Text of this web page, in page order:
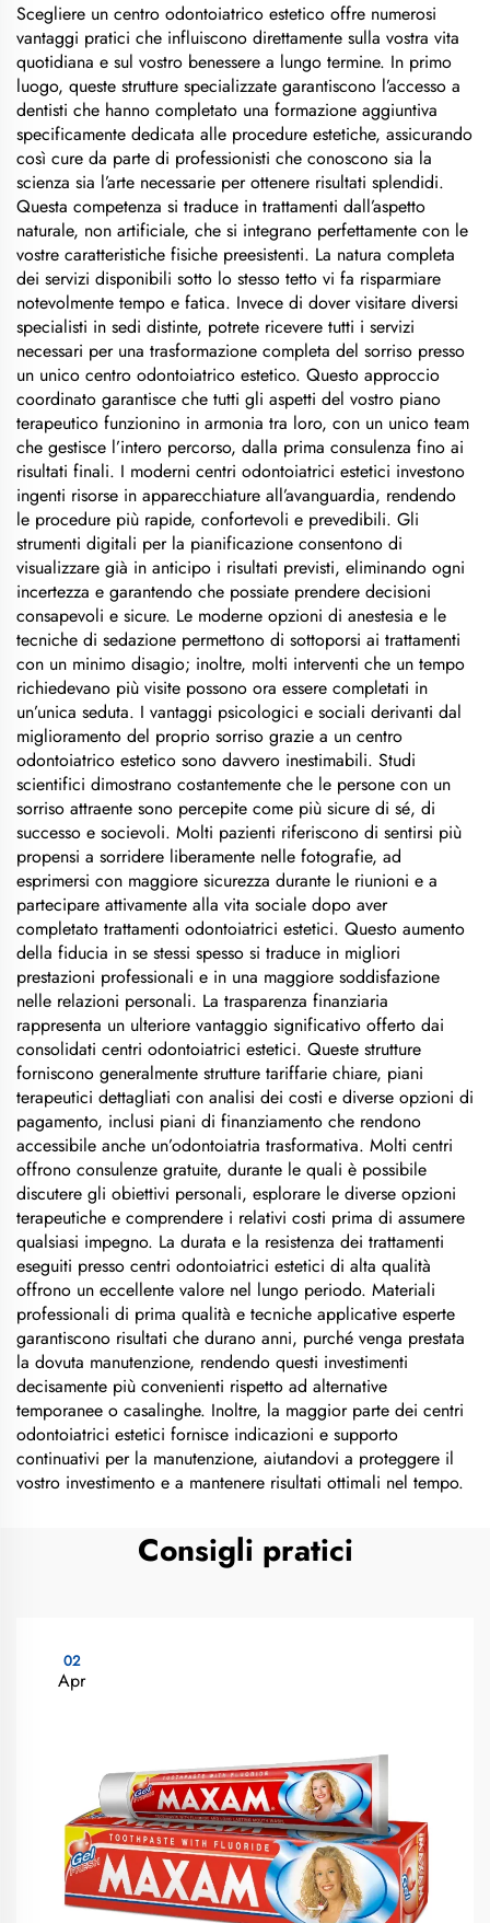
Scegliere un centro odontoiatrico estetico offre numerosi
vantaggi pratici che influiscono direttamente sulla vostra vita
quotidiana e sul vostro benessere a lungo termine. In primo
luogo, queste strutture specializzate garantiscono l’accesso a
dentisti che hanno completato una formazione aggiuntiva
specificamente dedicata alle procedure estetiche, assicurando
così cure da parte di professionisti che conoscono sia la
scienza sia l’arte necessarie per ottenere risultati splendidi.
Questa competenza si traduce in trattamenti dall’aspetto
naturale, non artificiale, che si integrano perfettamente con le
vostre caratteristiche fisiche preesistenti. La natura completa
dei servizi disponibili sotto lo stesso tetto vi fa risparmiare
notevolmente tempo e fatica. Invece di dover visitare diversi
specialisti in sedi distinte, potrete ricevere tutti i servizi
necessari per una trasformazione completa del sorriso presso
un unico centro odontoiatrico estetico. Questo approccio
coordinato garantisce che tutti gli aspetti del vostro piano
terapeutico funzionino in armonia tra loro, con un unico team
che gestisce l’intero percorso, dalla prima consulenza fino ai
risultati finali. I moderni centri odontoiatrici estetici investono
ingenti risorse in apparecchiature all’avanguardia, rendendo
le procedure più rapide, confortevoli e prevedibili. Gli
strumenti digitali per la pianificazione consentono di
visualizzare già in anticipo i risultati previsti, eliminando ogni
incertezza e garantendo che possiate prendere decisioni
consapevoli e sicure. Le moderne opzioni di anestesia e le
tecniche di sedazione permettono di sottoporsi ai trattamenti
con un minimo disagio; inoltre, molti interventi che un tempo
richiedevano più visite possono ora essere completati in
un’unica seduta. I vantaggi psicologici e sociali derivanti dal
miglioramento del proprio sorriso grazie a un centro
odontoiatrico estetico sono davvero inestimabili. Studi
scientifici dimostrano costantemente che le persone con un
sorriso attraente sono percepite come più sicure di sé, di
successo e socievoli. Molti pazienti riferiscono di sentirsi più
propensi a sorridere liberamente nelle fotografie, ad
esprimersi con maggiore sicurezza durante le riunioni e a
partecipare attivamente alla vita sociale dopo aver
completato trattamenti odontoiatrici estetici. Questo aumento
della fiducia in se stessi spesso si traduce in migliori
prestazioni professionali e in una maggiore soddisfazione
nelle relazioni personali. La trasparenza finanziaria
rappresenta un ulteriore vantaggio significativo offerto dai
consolidati centri odontoiatrici estetici. Queste strutture
forniscono generalmente strutture tariffarie chiare, piani
terapeutici dettagliati con analisi dei costi e diverse opzioni di
pagamento, inclusi piani di finanziamento che rendono
accessibile anche un’odontoiatria trasformativa. Molti centri
offrono consulenze gratuite, durante le quali è possibile
discutere gli obiettivi personali, esplorare le diverse opzioni
terapeutiche e comprendere i relativi costi prima di assumere
qualsiasi impegno. La durata e la resistenza dei trattamenti
eseguiti presso centri odontoiatrici estetici di alta qualità
offrono un eccellente valore nel lungo periodo. Materiali
professionali di prima qualità e tecniche applicative esperte
garantiscono risultati che durano anni, purché venga prestata
la dovuta manutenzione, rendendo questi investimenti
decisamente più convenienti rispetto ad alternative
temporanee o casalinghe. Inoltre, la maggior parte dei centri
odontoiatrici estetici fornisce indicazioni e supporto
continuativi per la manutenzione, aiutandovi a proteggere il
vostro investimento e a mantenere risultati ottimali nel tempo.
Consigli pratici
02
Apr